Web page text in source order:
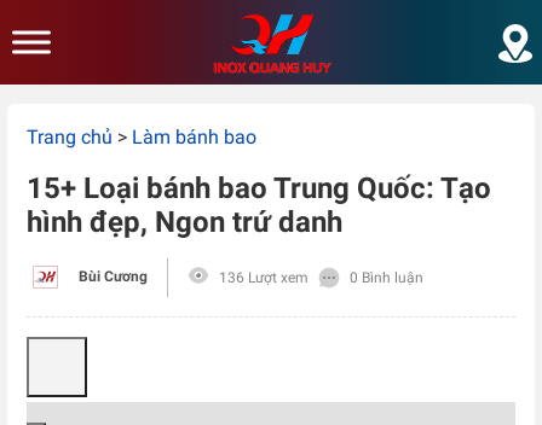
Trang chủ > Làm bánh bao
15+ Loại bánh bao Trung Quốc: Tạo
hình đẹp, Ngon trứ danh
Bùi Cương 136 Lượt xem 0 Bình luận